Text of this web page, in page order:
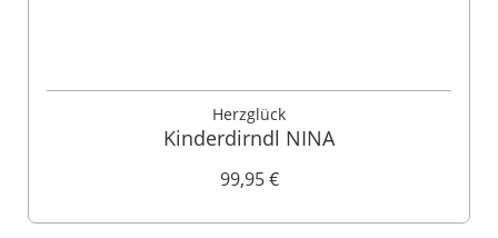
Herzglück
Kinderdirndl NINA
99,95 €